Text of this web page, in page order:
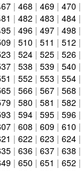
| 468 | 469| 470 |
| 482 | 483 | 484|
| 496| 497| 498 |
| 510 | 511 | 512 |
| 524| 525| 526|
| 538 | 539| 540 |
| 552 | 553 | 554|
| 566| 567| 568 |
| 580 | 581 | 582 |
| 594| 595| 596|
| 608 | 609| 610 |
| 622 | 623 | 624|
| 636| 637| 638 |
| 650 | 651 | 652 |